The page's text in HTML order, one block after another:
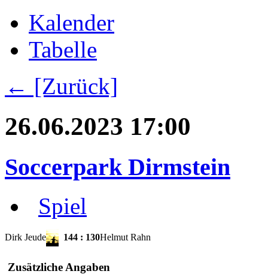
Kalender
Tabelle
← [Zurück]
26.06.2023 17:00
Soccerpark Dirmstein
Spiel
Dirk Jeude 144 : 130Helmut Rahn
Zusätzliche Angaben